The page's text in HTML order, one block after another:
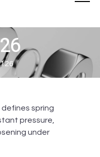
defines spring
pressure,
under